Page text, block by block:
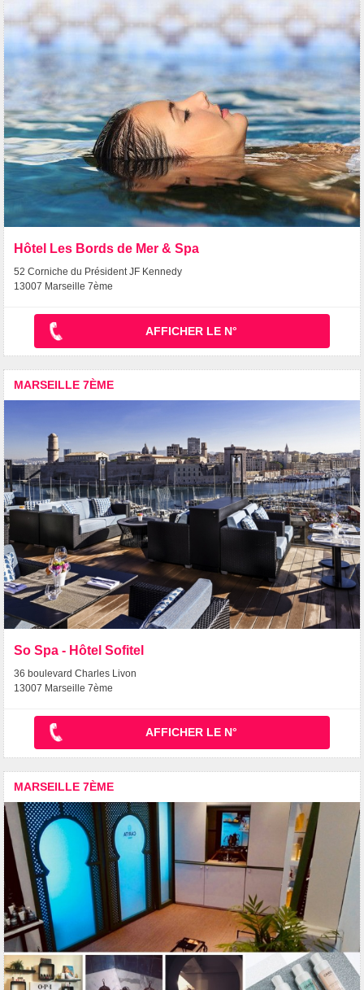
Hôtel Les Bords de Mer & Spa
52 Corniche du Président JF Kennedy
13007 Marseille 7ème
AFFICHER LE N°
MARSEILLE 7ÈME
So Spa - Hôtel Sofitel
36 boulevard Charles Livon
13007 Marseille 7ème
AFFICHER LE N°
MARSEILLE 7ÈME